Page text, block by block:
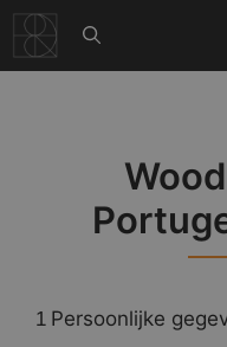
naar
de
1 Persoonlijke